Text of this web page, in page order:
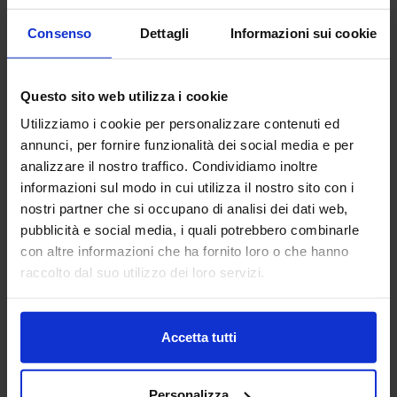
Consenso Dettagli Informazioni sui cookie
Questo sito web utilizza i cookie
Utilizziamo i cookie per personalizzare contenuti ed
annunci, per fornire funzionalità dei social media e per
analizzare il nostro traffico. Condividiamo inoltre
informazioni sul modo in cui utilizza il nostro sito con i
nostri partner che si occupano di analisi dei dati web,
pubblicità e social media, i quali potrebbero combinarle
con altre informazioni che ha fornito loro o che hanno
raccolto dal suo utilizzo dei loro servizi.
Accetta tutti
AFFRI TESTING INSTRUMENTS
CONTROLLO E QUALITA'
AFFRI TESTING INSTRUMENTS Srl è leader globale nella
produzione di strumenti per prove sui materiali,
specializzata in durometri, macchine per prove sui
materiali, apparecchi per la preparazion...
Padiglione:Pad. 29Stand:
Aggiungi ai preferiti
Vai alla scheda